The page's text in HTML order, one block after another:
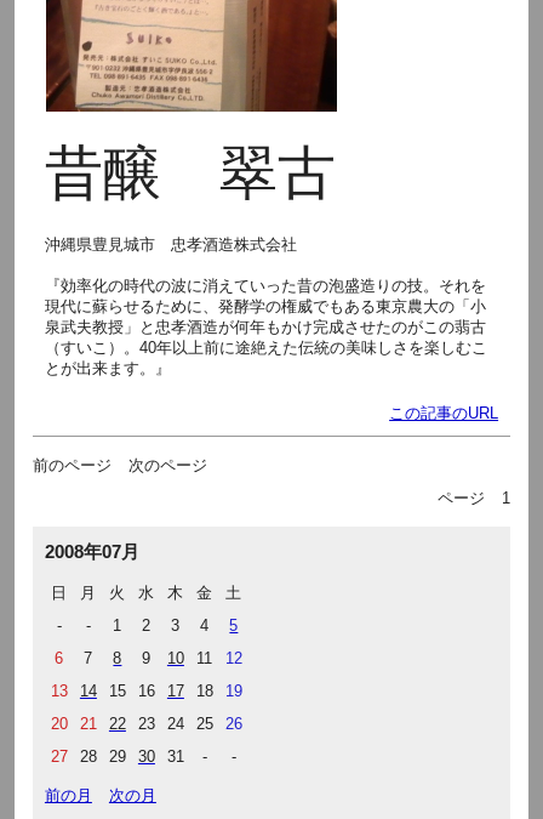
昔醸 翠古
沖縄県豊見城市 忠孝酒造株式会社
『効率化の時代の波に消えていった昔の泡盛造りの技。それを
現代に蘇らせるために、発酵学の権威でもある東京農大の「小
泉武夫教授」と忠孝酒造が何年もかけ完成させたのがこの翡古
（すいこ）。40年以上前に途絶えた伝統の美味しさを楽しむこ
とが出来ます。』
この記事のURL
前のページ
次のページ
ページ
1
2008年07月
日 月 火 水 木 金
土
-
- 1 2 3 4
5
6
7 8 9 10 11
12
13
14 15 16 17 18
19
20
21 22 23 24 25
26
27
28 29 30 31 - -
前の月 次の月